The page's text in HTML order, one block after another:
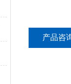
产品咨